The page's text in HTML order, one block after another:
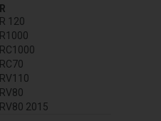
R
R 120
R1000
RC1000
RC70
RV110
RV80
RV80 2015